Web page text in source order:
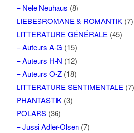
– Nele Neuhaus (8)
LIEBESROMANE & ROMANTIK(7)
LITTERATURE GÉNÉRALE (45)
– Auteurs A-G (15)
– Auteurs H-N (12)
– Auteurs O-Z(18)
LITTERATURE SENTIMENTALE (7)
PHANTASTIK(3)
POLARS(36)
– Jussi Adler-Olsen(7)